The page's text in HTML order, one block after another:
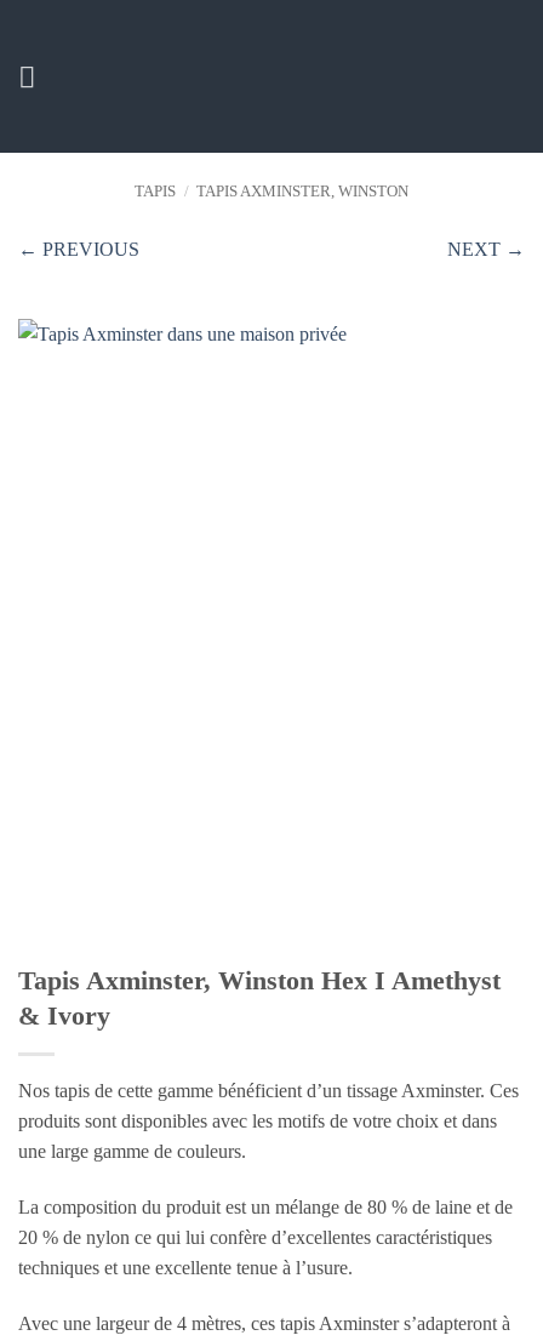
contenu
TAPIS / TAPIS AXMINSTER, WINSTON
← PREVIOUS NEXT →
Tapis Axminster, Winston Hex I Amethyst
& Ivory
Nos tapis de cette gamme bénéficient d’un tissage Axminster. Ces
produits sont disponibles avec les motifs de votre choix et dans
une large gamme de couleurs.
La composition du produit est un mélange de 80 % de laine et de
20 % de nylon ce qui lui confère d’excellentes caractéristiques
techniques et une excellente tenue à l’usure.
Avec une largeur de 4 mètres, ces tapis Axminster s’adapteront à